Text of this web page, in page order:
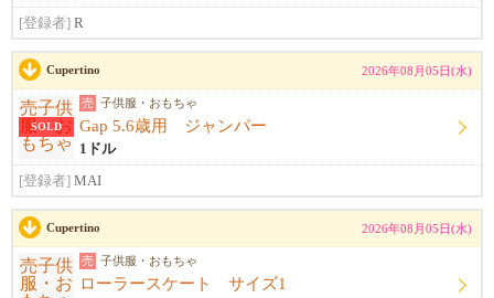
[登録者] R
Cupertino 2026年08月05日(水)
SOLD
売 子供服・おもちゃ
Gap 5.6歳用 ジャンパー
1ドル
[登録者] MAI
Cupertino 2026年08月05日(水)
売 子供服・おもちゃ
ローラースケート サイズ1